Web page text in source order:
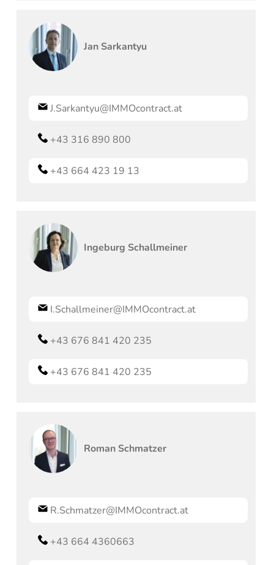
Jan Sarkantyu
J.Sarkantyu@IMMOcontract.at
+43 316 890 800
+43 664 423 19 13
Ingeburg Schallmeiner
I.Schallmeiner@IMMOcontract.at
+43 676 841 420 235
+43 676 841 420 235
Roman Schmatzer
R.Schmatzer@IMMOcontract.at
+43 664 4360663